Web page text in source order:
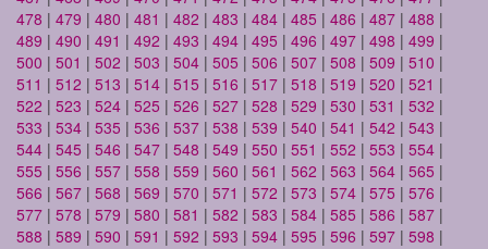
478 | 479 | 480 | 481 | 482 | 483 | 484 | 485 | 486 | 487 | 488 |
489 | 490 | 491 | 492 | 493 | 494 | 495 | 496 | 497 | 498 | 499 |
500 | 501 | 502 | 503 | 504 | 505 | 506 | 507 | 508 | 509 | 510 |
511 | 512 | 513 | 514 | 515 | 516 | 517 | 518 | 519 | 520 | 521 |
522 | 523 | 524 | 525 | 526 | 527 | 528 | 529 | 530 | 531 | 532 |
533 | 534 | 535 | 536 | 537 | 538 | 539 | 540 | 541 | 542 | 543 |
544 | 545 | 546 | 547 | 548 | 549 | 550 | 551 | 552 | 553 | 554 |
555 | 556 | 557 | 558 | 559 | 560 | 561 | 562 | 563 | 564 | 565 |
566 | 567 | 568 | 569 | 570 | 571 | 572 | 573 | 574 | 575 | 576 |
577 | 578 | 579 | 580 | 581 | 582 | 583 | 584 | 585 | 586 | 587 |
588 | 589 | 590 | 591 | 592 | 593 | 594 | 595 | 596 | 597 | 598 |